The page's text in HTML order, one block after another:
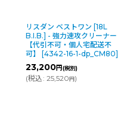
リスダン ハンドソープ [18L
B.I.B.] 【代引不可・個人宅配
送不可】 [4785-16-1-
dp_CL20]
8,600円(税別)
(税込 : 9,460円)